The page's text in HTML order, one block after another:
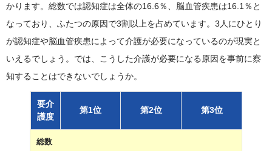
かります。総数では認知症は全体の16.6％、脳血管疾患は16.1％と
なっており、ふたつの原因で3割以上を占めています。3人にひとり
が認知症や脳血管疾患によって介護が必要になっているのが現実と
いえるでしょう。では、こうした介護が必要になる原因を事前に察
知することはできないでしょうか。
要介
護度
第1位 第2位 第3位
総数